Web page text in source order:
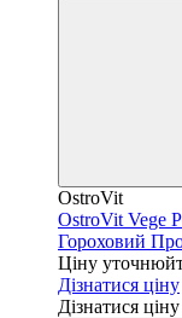
OstroVit
OstroVit Vege
Гороховий
Ціну
Дізнатися ціну
Дізнатися ціну